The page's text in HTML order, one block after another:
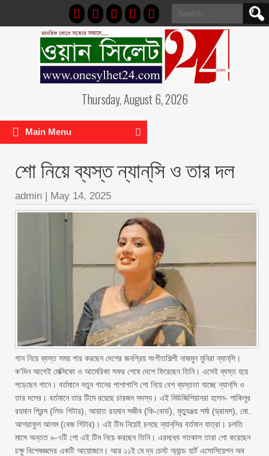
Search
for:
Thursday, August 6, 2026
Main Menu
শো নিয়ে ব্যস্ত ন্যান্‌সি ও তার দল
admin | May 14, 2025
গান নিয়ে ব্যস্ত সময় পার করছেন দেশের জনপ্রিয় সংগীতশিল্পী নাজমুন মুনিরা ন্যান্‌সি।
ক’দিন আগেই মেক্সিকো ও আমেরিকা সফর শেষে দেশে ফিরেছেন তিনি। এসেই ব্যস্ত হয়ে
পড়েছেন গানে। বর্তমানে নতুন গানের পাশাপাশি শো নিয়ে বেশ ব্যস্ততা যাচ্ছে ন্যান্‌সি ও
তার দলের। বর্তমানে তার টিমে রয়েছে চারজন সদস্য। এই মিউজিশিয়ানরা হলেন- শাকিলুর
রহমান প্রিন্স (লিড গিটার), আয়াত রহমান সজীব (কি-বোর্ড), মৃত্যুঞ্জয় শর্মা (ড্রামস), মো.
আশরাফুল আলম (বেজ গিটার)। এই টিম নিয়েই চলছে ন্যান্‌সির বর্তমান যাত্রা। চলতি
মাসে অন্তত ৬-৭টি শো এই টিম নিয়ে করছেন তিনি। এরমধ্যে গতকাল তারা শো করেছেন
চক্ষু বিশেষজ্ঞদের একটি আয়োজনে। আর ১১ই মে দ্য চেস্ট অ্যান্ড হার্ট এসোসিয়েশন অব